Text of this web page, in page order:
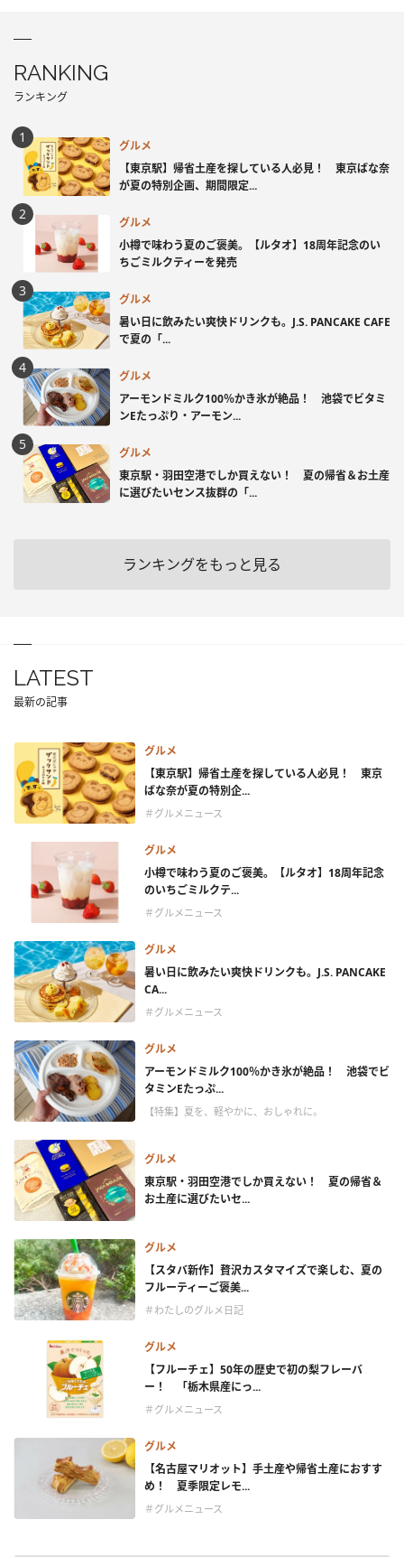
RANKING
ランキング
グルメ
【東京駅】帰省土産を探している人必見！ 東京ばな奈
が夏の特別企画、期間限定...
グルメ
小樽で味わう夏のご褒美。【ルタオ】18周年記念のい
ちごミルクティーを発売
グルメ
暑い日に飲みたい爽快ドリンクも。J.S. PANCAKE CAFE
で夏の「...
グルメ
アーモンドミルク100％かき氷が絶品！ 池袋でビタミ
ンEたっぷり・アーモン...
グルメ
東京駅・羽田空港でしか買えない！ 夏の帰省＆お土産
に選びたいセンス抜群の「...
ランキングをもっと見る
LATEST
最新の記事
グルメ
【東京駅】帰省土産を探している人必見！ 東京
ばな奈が夏の特別企...
＃グルメニュース
グルメ
小樽で味わう夏のご褒美。【ルタオ】18周年記念
のいちごミルクテ...
＃グルメニュース
グルメ
暑い日に飲みたい爽快ドリンクも。J.S. PANCAKE
CA...
＃グルメニュース
グルメ
アーモンドミルク100％かき氷が絶品！ 池袋でビ
タミンEたっぷ...
【特集】夏を、軽やかに、おしゃれに。
グルメ
東京駅・羽田空港でしか買えない！ 夏の帰省＆
お土産に選びたいセ...
グルメ
【スタバ新作】贅沢カスタマイズで楽しむ、夏の
フルーティーご褒美...
＃わたしのグルメ日記
グルメ
【フルーチェ】50年の歴史で初の梨フレーバ
ー！ 「栃木県産にっ...
＃グルメニュース
グルメ
【名古屋マリオット】手土産や帰省土産におすす
め！ 夏季限定レモ...
＃グルメニュース